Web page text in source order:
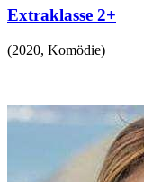
Extraklasse 2+
(2020, Komödie)